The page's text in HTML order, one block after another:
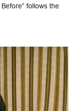
follows the